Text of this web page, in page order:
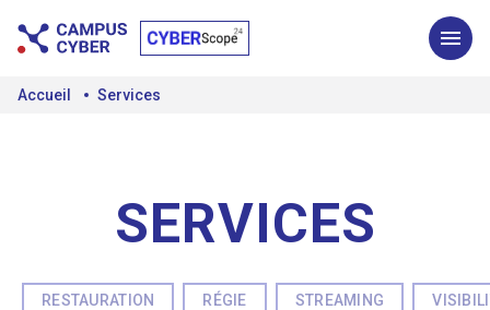
Accueil Services
SERVICES
RESTAURATION RÉGIE STREAMING